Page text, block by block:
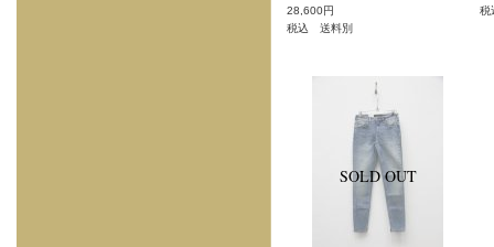
28,600円
税込 送料別
税